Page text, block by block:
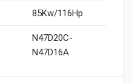
85Kw/116Hp
N47D20C-
N47D16A